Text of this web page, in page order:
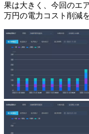
果は大きく、今回のエ
万円の電力コスト削減